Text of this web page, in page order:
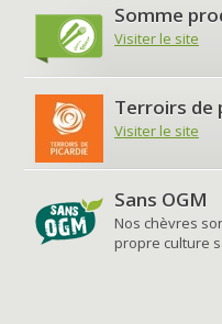
Somme
Visiter le site
Terroirs de
Visiter le site
Sans OGM
Nos chèvres
propre culture